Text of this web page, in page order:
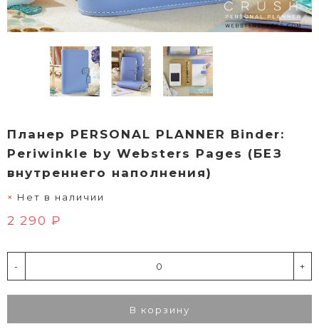
Планер PERSONAL PLANNER Binder:
Periwinkle by Websters Pages (БЕЗ
внутреннего наполнения)
Нет в наличии
2 290 ₽
- +
В корзину